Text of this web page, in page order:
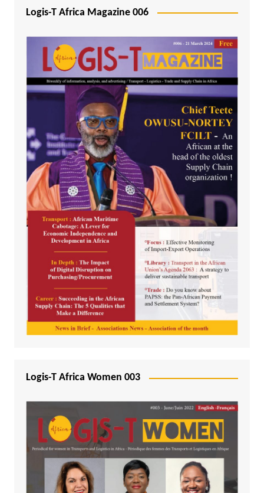
Logis-T Africa Magazine 006
Logis-T Africa Women 003